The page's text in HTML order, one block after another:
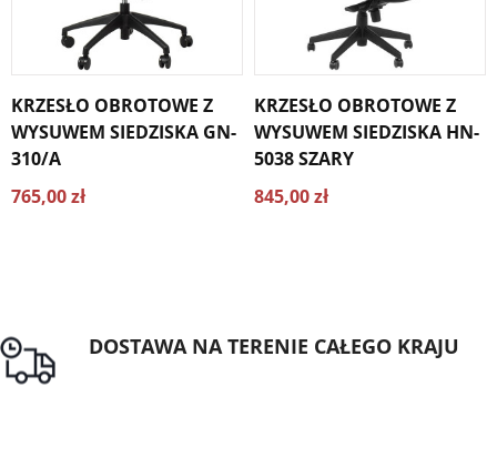
KRZESŁO OBROTOWE Z
WYSUWEM SIEDZISKA GN-
310/A
765,00 zł
KRZESŁO OBROTOWE Z
WYSUWEM SIEDZISKA HN-
5038 SZARY
845,00 zł
DOSTAWA NA TERENIE CAŁEGO KRAJU